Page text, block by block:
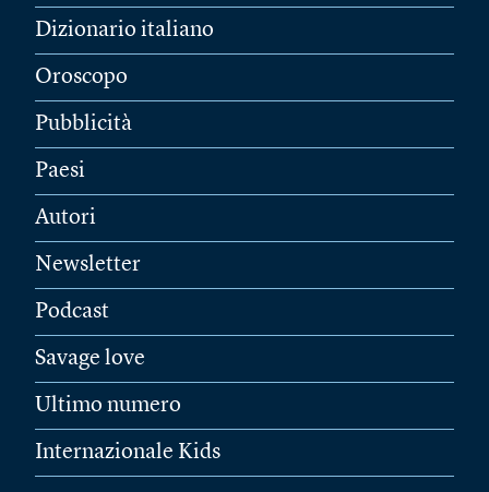
Dizionario italiano
Oroscopo
Pubblicità
Paesi
Autori
Newsletter
Podcast
Savage love
Ultimo numero
Internazionale Kids